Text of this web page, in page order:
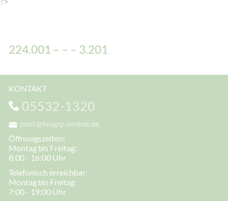
224.001 – – – 3.201
KONTAKT
05532-1320
post@knapp-online.de
Öffnungszeiten:
Montag bis Freitag:
8:00 - 16:00 Uhr
Telefonisch erreichbar:
Montag bis Freitag
7:00 - 19:00 Uhr